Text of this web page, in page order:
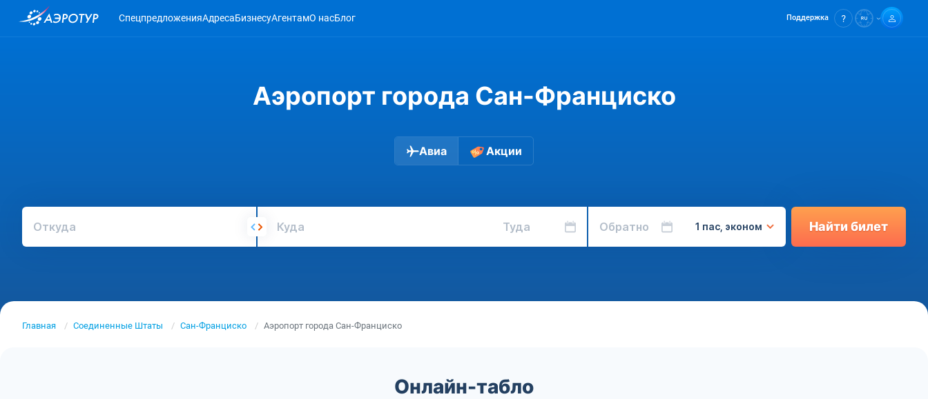
СпецпредложенияАдресаБизнесуАгентамО насБлог Поддержка
Аэропорт города Сан-Франциско
Авиа Акции
Откуда Куда Туда Обратно 1 пас, эконом Найти билет
Главная Соединенные Штаты Сан-Франциско Аэропорт города Сан-Франциско
Онлайн-табло